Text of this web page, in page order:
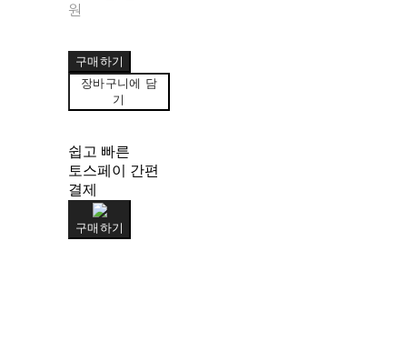
원
구매하기
장바구니에 담
기
쉽고 빠른
토스페이 간편
결제
구매하기